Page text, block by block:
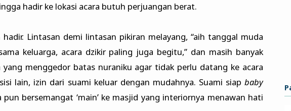
hadir ke lokasi acara butuh perjuangan berat.
Lintasan demi lintasan pikiran melayang, “aih tanggal muda
keluarga, acara dzikir paling juga begitu,” dan masih banyak
yang menggedor batas nuraniku agar tidak perlu datang ke acara
lain, izin dari suami keluar dengan mudahnya. Suami siap baby
pun bersemangat ‘main’ ke masjid yang interiornya menawan hati